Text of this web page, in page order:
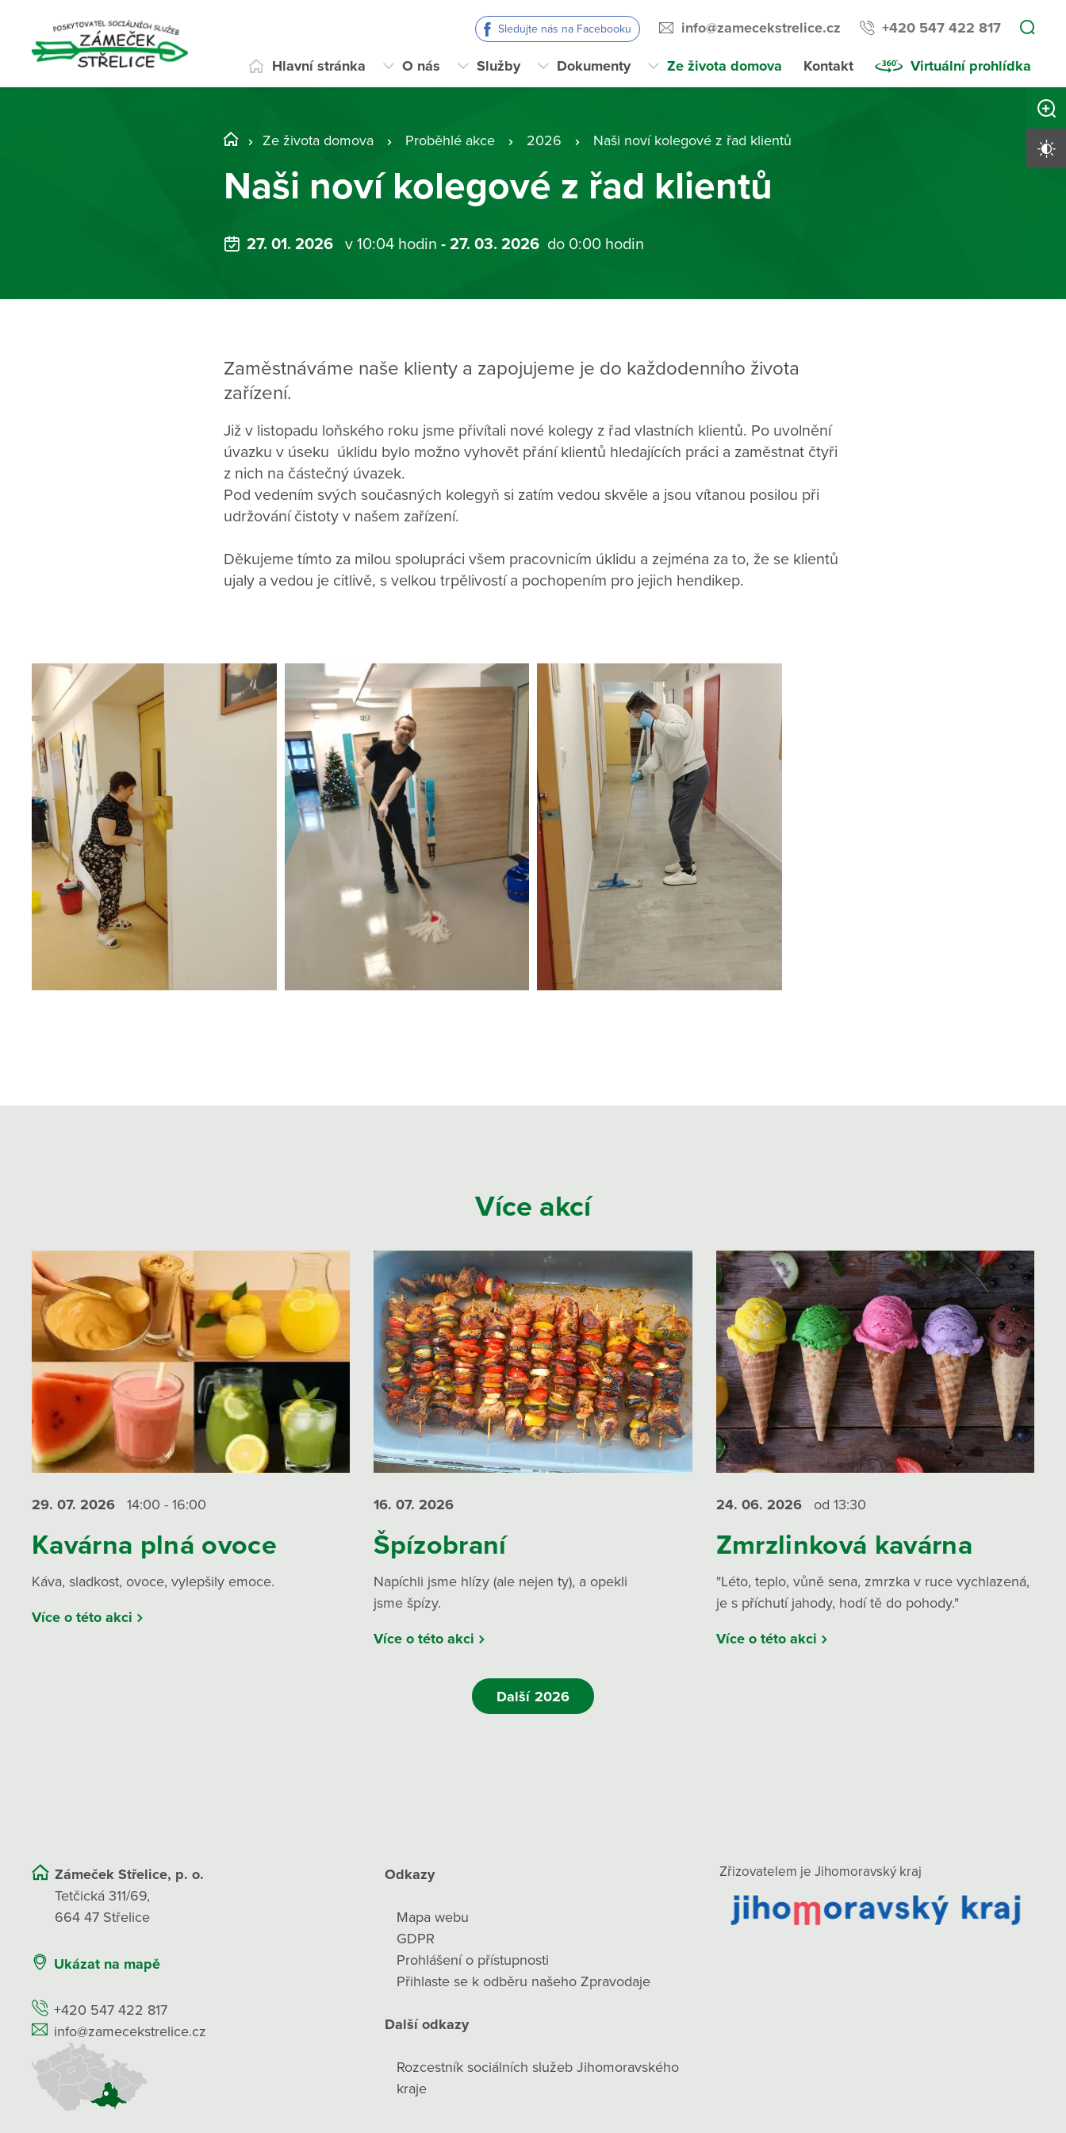
Sledujte nás na Facebooku info@zamecekstrelice.cz +420 547 422 817
Hlavní stránka O nás Služby Dokumenty Ze života domova Kontakt Virtuální prohlídka
Ze života domova Proběhlé akce 2026 Naši noví kolegové z řad klientů
Naši noví kolegové z řad klientů
27. 01. 2026 v 10:04 hodin - 27. 03. 2026 do 0:00 hodin
Zaměstnáváme naše klienty a zapojujeme je do každodenního života
zařízení.
Již v listopadu loňského roku jsme přivítali nové kolegy z řad vlastních klientů. Po uvolnění
úvazku v úseku úklidu bylo možno vyhovět přání klientů hledajících práci a zaměstnat čtyři
z nich na částečný úvazek.
Pod vedením svých současných kolegyň si zatím vedou skvěle a jsou vítanou posilou při
udržování čistoty v našem zařízení.
Děkujeme tímto za milou spolupráci všem pracovnicím úklidu a zejména za to, že se klientů
ujaly a vedou je citlivě, s velkou trpělivostí a pochopením pro jejich hendikep.
Více akcí
29. 07. 2026 14:00 - 16:00
Kavárna plná ovoce
Káva, sladkost, ovoce, vylepšily emoce.
Více o této akci
16. 07.2026
Špízobraní
Napíchli jsme hlízy (ale nejen ty), a opekli
jsme špízy.
Více o této akci
24. 06. 2026 od 13:30
Zmrzlinková kavárna
"Léto, teplo, vůně sena, zmrzka v ruce vychlazená,
je s příchutí jahody, hodí tě do pohody."
Více o této akci
Další 2026
Zámeček Střelice, p. o.
Tetčická 311/69,
664 47 Střelice
Ukázat na mapě
+420 547 422 817
info@zamecekstrelice.cz
Odkazy
Mapa webu
GDPR
Prohlášení o přístupnosti
Přihlaste se k odběru našeho Zpravodaje
Další odkazy
Rozcestník sociálních služeb Jihomoravského
kraje
Zřizovatelem je Jihomoravský kraj